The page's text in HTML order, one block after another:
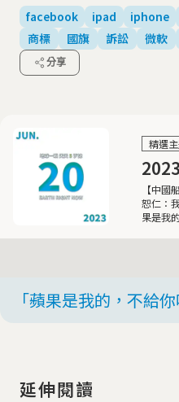
facebook ipad iphone
商標
國旗 訴訟 微軟
分享
精選
【中
恕仁：
果是我
「蘋果是我的，不給
延伸閱讀